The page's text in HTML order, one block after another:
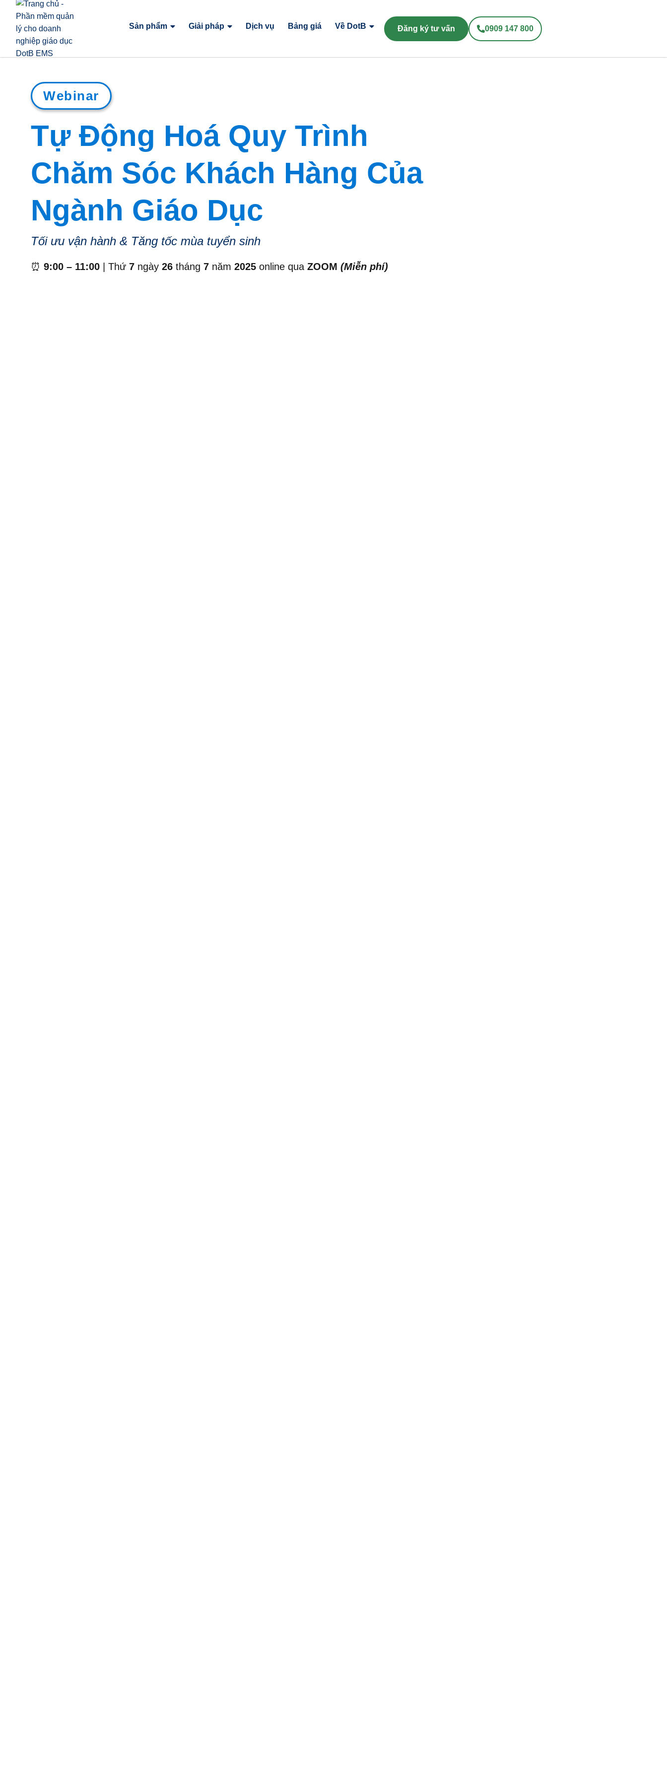
Sản phẩm Giải pháp Dịch vụ Bảng giá Về DotB Đăng ký tư vấn 0909 147 800
Webinar
Tự Động Hoá Quy Trình
Chăm Sóc Khách Hàng Của
Ngành Giáo Dục
Tối ưu vận hành & Tăng tốc mùa tuyển sinh
⏰ 9:00 – 11:00 | Thứ 7 ngày 26 tháng 7 năm 2025 online qua ZOOM (Miễn phí)